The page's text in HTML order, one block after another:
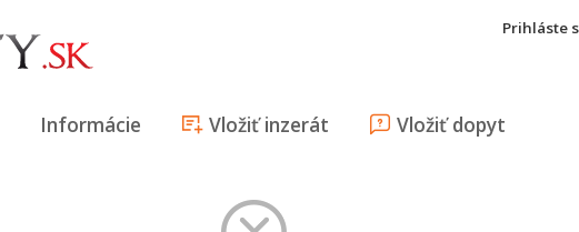
Prihláste
Informácie Vložiť inzerát Vložiť dopyt